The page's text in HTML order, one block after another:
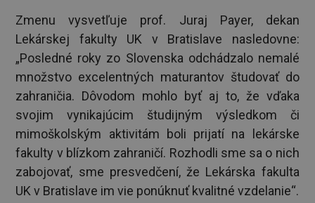
Zmenu vysvetľuje prof. Juraj Payer, dekan
Lekárskej fakulty UK v Bratislave nasledovne:
„Posledné roky zo Slovenska odchádzalo nemalé
množstvo excelentných maturantov študovať do
zahraničia. Dôvodom mohlo byť aj to, že vďaka
svojim vynikajúcim študijným výsledkom či
mimoškolským aktivitám boli prijatí na lekárske
fakulty v blízkom zahraničí. Rozhodli sme sa o nich
zabojovať, sme presvedčení, že Lekárska fakulta
UK v Bratislave im vie ponúknuť kvalitné vzdelanie“.